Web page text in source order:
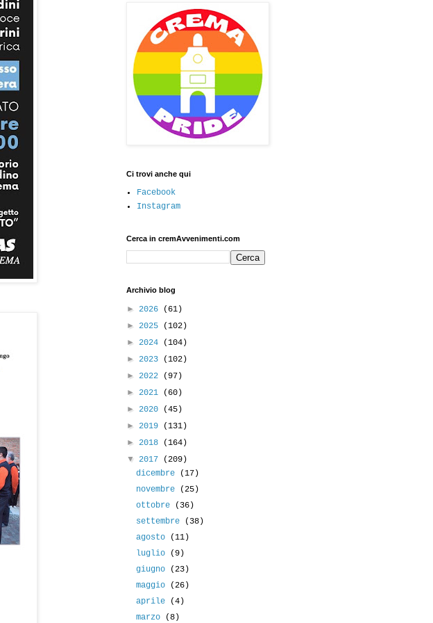
Ci trovi anche qui
Facebook
Instagram
Cerca in cremAvvenimenti.com
Archivio blog
► 2026
(61)
► 2025
(102)
► 2024
(104)
► 2023
(102)
► 2022
(97)
► 2021
(60)
► 2020
(45)
► 2019
(131)
► 2018
(164)
▼ 2017
(209)
dicembre
(17)
novembre
(25)
ottobre
(36)
settembre
(38)
agosto
(11)
luglio
(9)
giugno
(23)
maggio
(26)
aprile
(4)
marzo
(8)